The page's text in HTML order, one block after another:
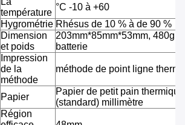
température
°C -10 à +60
Hygrométrie Rhésus de 10 % à de 90 %
Dimension
et poids
203mm*85mm*53mm, 480g
batterie
Impression
de la
méthode
méthode de point ligne
Papier
Papier de petit pain
(standard) millimètre
Région